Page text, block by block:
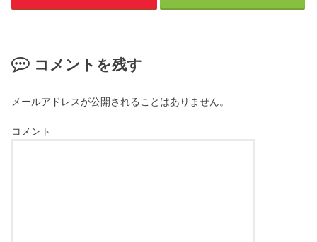
コメントを残す
メールアドレスが公開されることはありません。
コメント